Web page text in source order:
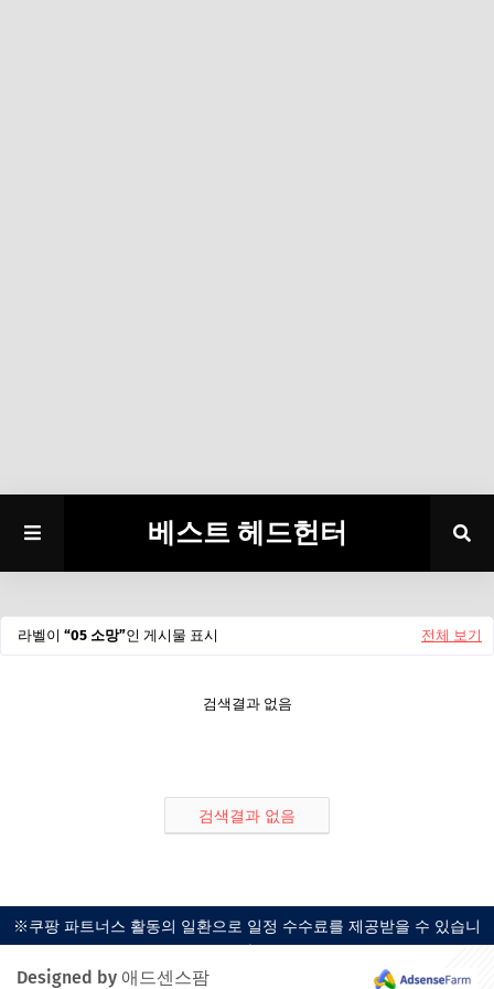
베스트 헤드헌터
라벨이 05 소망 인 게시물 표시 전체 보기
검색결과 없음
검색결과 없음
※쿠팡 파트너스 활동의 일환으로 일정 수수료를 제공받을 수 있습니
다.
Designed by 애드센스팜